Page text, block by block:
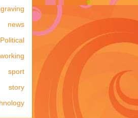
news
Political
sport
story